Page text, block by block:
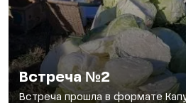
Встреча №2
Встреча прошла в формате